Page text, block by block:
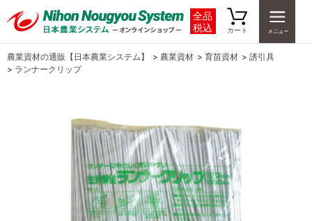
全品
税込
カート
農業資材の通販【日本農業システム】 > 農業資材 > 育苗資材 > 誘引具
> ランナークリップ